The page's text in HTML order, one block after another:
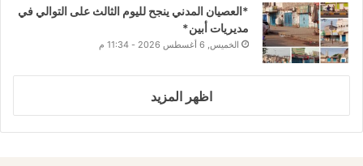
*العصيان المدني ينجح لليوم الثالث على التوالي في
مديريات أبين*
الخميس, 6 أغسطس 2026 - 11:34 م
اظهر المزيد